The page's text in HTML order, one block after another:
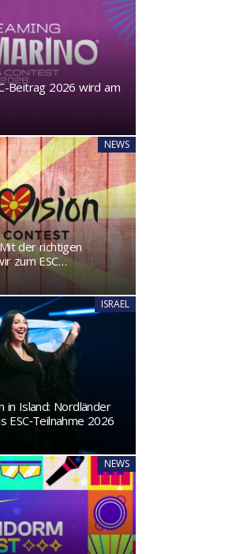
Beitrag 2026 wird am
NEWS
der richtigen
zum ESC
ISRAEL
in Island: Nordländer
2026
NEWS